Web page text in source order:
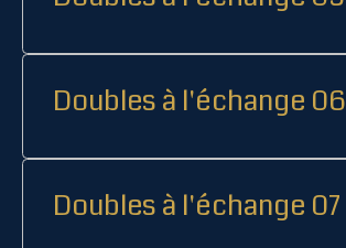
Doubles à l'échange 06
Doubles à l'échange 07